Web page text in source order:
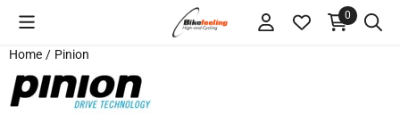
Cookievoorkeuren zijn momenteel gesloten. 0
Home / Pinion